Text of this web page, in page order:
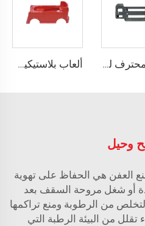
مصنع محترف لقوالب الصندوق الخلفي SMC ألعاب بلاستيكية جديدة 2024 ذات جودة ممتازة
وحيل
لمنع العفن هي الحفاظ على تهوية
أو شغل مروحة السقف بعد
من الرطوبة ومنع تراكمها
من البيئة الرطبة التي